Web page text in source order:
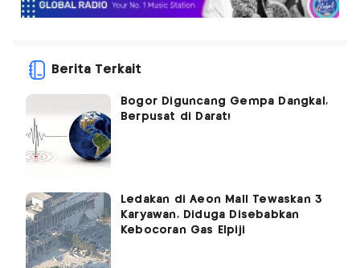
Berita Terkait
Bogor Diguncang Gempa Dangkal,
Berpusat di Darat!
Ledakan di Aeon Mall Tewaskan 3
Karyawan, Diduga Disebabkan
Kebocoran Gas Elpiji